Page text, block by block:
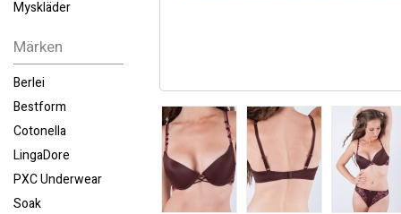
Myskläder
Märken
Berlei
Bestform
Cotonella
LingaDore
PXC Underwear
Soak